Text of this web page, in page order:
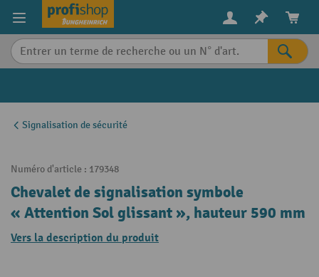
content
Signalisation de sécurité
Numéro d'article : 179348
Chevalet de signalisation symbole
« Attention Sol glissant », hauteur 590 mm
Vers la description du produit